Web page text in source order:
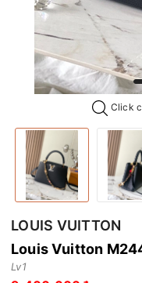
Click
LOUIS VUITTON
Louis Vuitton
Lv1